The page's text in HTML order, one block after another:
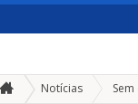
Notícias